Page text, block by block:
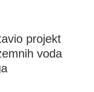
projekt
voda